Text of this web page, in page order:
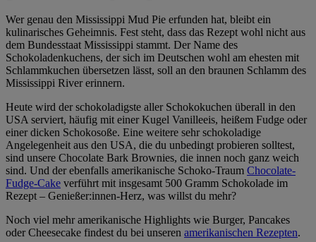
Wer genau den Mississippi Mud Pie erfunden hat, bleibt ein
kulinarisches Geheimnis. Fest steht, dass das Rezept wohl nicht aus
dem Bundesstaat Mississippi stammt. Der Name des
Schokoladenkuchens, der sich im Deutschen wohl am ehesten mit
Schlammkuchen übersetzen lässt, soll an den braunen Schlamm des
Mississippi River erinnern.
Heute wird der schokoladigste aller Schokokuchen überall in den
USA serviert, häufig mit einer Kugel Vanilleeis, heißem Fudge oder
einer dicken Schokosoße. Eine weitere sehr schokoladige
Angelegenheit aus den USA, die du unbedingt probieren solltest,
sind unsere Chocolate Bark Brownies, die innen noch ganz weich
sind. Und der ebenfalls amerikanische Schoko-Traum Chocolate-
Fudge-Cake verführt mit insgesamt 500 Gramm Schokolade im
Rezept – Genießer:innen-Herz, was willst du mehr?
Noch viel mehr amerikanische Highlights wie Burger, Pancakes
oder Cheesecake findest du bei unseren amerikanischen Rezepten.